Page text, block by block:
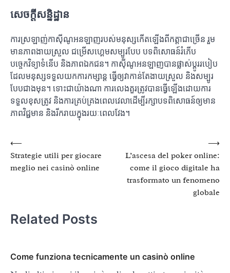
សេចក្តីសន្និដ្ឋាន
ការស្រឡាញ់កាស៊ីណូអនឡាញរបស់មនុស្សកើតឡើងពីកត្តាជាច្រើន រួម
មានភាពងាយស្រួល ជម្រើសហ្គេមសម្បូរបែប បទពិសោធន៍រំភើប
បច្ចេកវិទ្យាទំនើប និងភាពឯកជន។ កាស៊ីណូអនឡាញបានផ្លាស់ប្តូររបៀប
ដែលមនុស្សទទួលយកការកម្សាន្ត ធ្វើឲ្យវាកាន់តែងាយស្រួល និងសម្បូរ
បែបជាងមុន។ ទោះជាយ៉ាងណា ការលេងគួរត្រូវបានធ្វើឡើងដោយការ
ទទួលខុសត្រូវ និងការគ្រប់គ្រងពេលវេលាដើម្បីរក្សាបទពិសោធន៍ឲ្យមាន
ភាពវិជ្ជមាន និងរីករាយក្នុងរយៈពេលវែង។
Post
navigation
⟵
Strategie utili per giocare
meglio nei casinò online
L’ascesa del poker online:
come il gioco digitale ha
trasformato un fenomeno
globale
⟶
Related Posts
Come funziona tecnicamente un casinò online